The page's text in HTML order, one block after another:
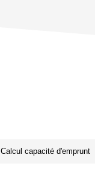
Calcul capacité d'emprunt